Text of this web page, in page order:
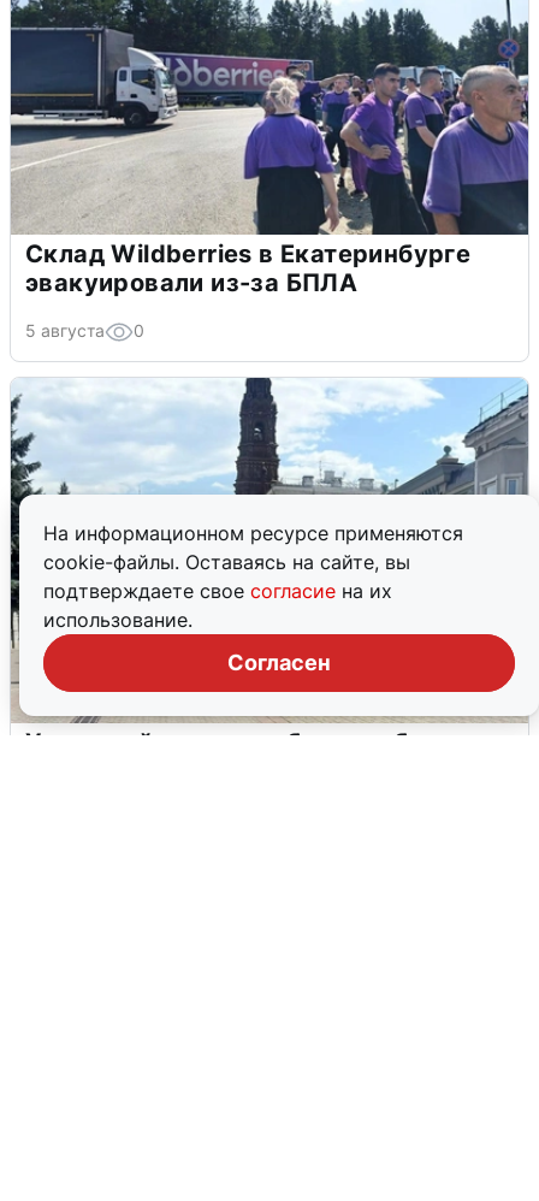
На информационном ресурсе применяются
cookie-файлы. Оставаясь на сайте, вы
подтверждаете свое согласие на их
использование.
Согласен
Склад Wildberries в Екатеринбурге
эвакуировали из-за БПЛА
5 августа 0
У соседей пожар и сбои: что было при